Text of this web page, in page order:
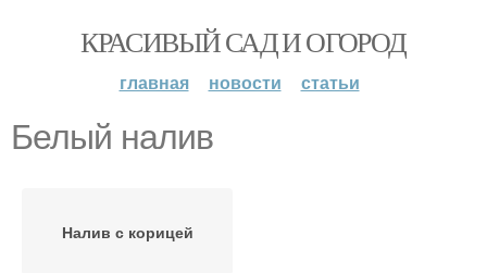
КРАСИВЫЙ САД И ОГОРОД
главная новости статьи
Белый налив
Налив с корицей